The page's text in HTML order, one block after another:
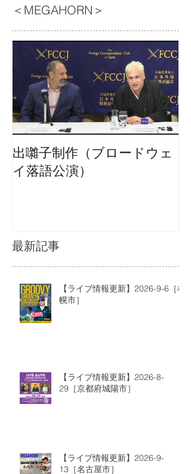
＜MEGAHORN＞
出囃子制作（ブロードウェ
イ落語公演）
最新記事
【ライブ情報更新】2026-9-6［札
幌市］
【ライブ情報更新】2026-8-
29［京都府城陽市］
【ライブ情報更新】2026-9-
13［名古屋市］